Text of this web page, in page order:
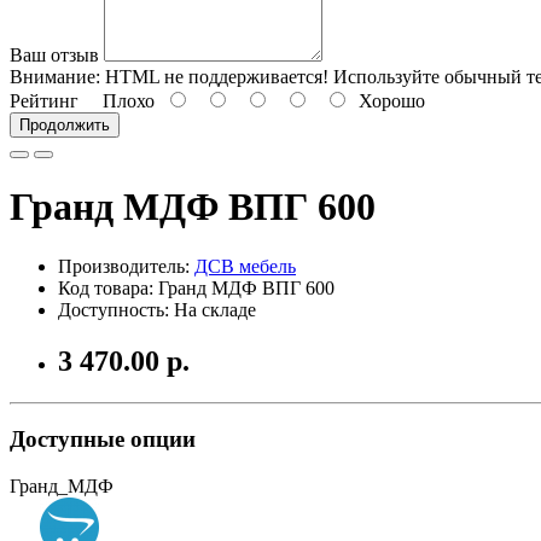
Ваш отзыв
Внимание: HTML не поддерживается! Используйте обычный
Рейтинг Плохо Хорошо
Продолжить
Гранд МДФ ВПГ 600
Производитель: ДСВ мебель
Код товара: Гранд МДФ ВПГ 600
Доступность: На складе
3 470.00 р.
Доступные опции
Гранд_МДФ